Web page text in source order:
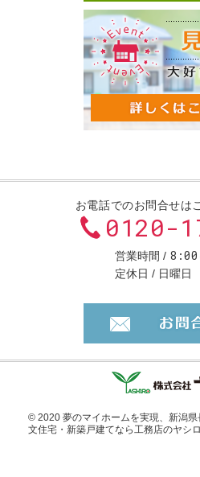
お電話でのお問合せは
0120-
営業時間 8:00
定休日 日曜日
© 2020 夢のマイホームを実現、 新潟県
文住宅・新築戸建てなら工務店のヤシロ